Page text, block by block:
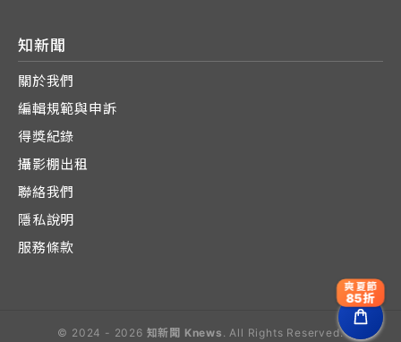
知新聞
關於我們
編輯規範與申訴
得獎紀錄
攝影棚出租
聯絡我們
隱私說明
服務條款
© 2024 - 2026 知新聞 Knews . All Rights Reserved.
爽夏節
85折